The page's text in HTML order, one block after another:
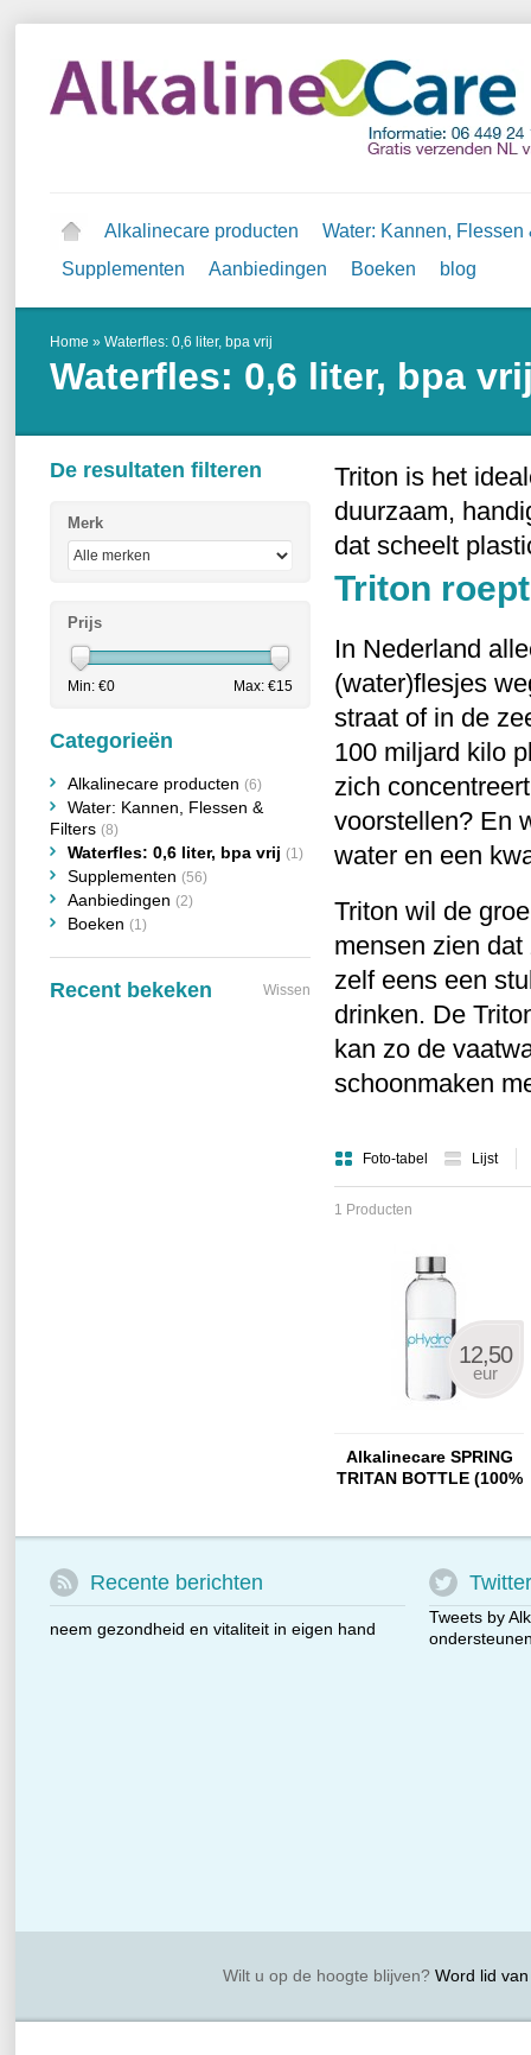
Alkalinecare producten
Water: Kannen, Flessen
Supplementen
Aanbiedingen Boeken blog
Home » Waterfles: 0,6 liter, bpa vrij
Waterfles: 0,6 liter, bpa
Triton is het
duurzaam,
dat scheelt
Triton
In Nederland
(water)flesjes
straat of in de
100 miljard kilo
zich
voorstellen? En
water en een
Triton wil de
mensen zien
zelf eens een
drinken. De
kan zo de
schoonmaken
Foto-tabel Lijst
1 Producten
12,50
eur
Alkalinecare SPRING
TRITAN BOTTLE (100%
De resultaten filteren
Merk
Prijs
Min: €0 Max: €15
Categorieën
Alkalinecare producten (6)
Water: Kannen, Flessen &
Filters (8)
Waterfles: 0,6 liter, bpa vrij (1)
Supplementen (56)
Aanbiedingen (2)
Boeken (1)
Recent bekeken Wissen
Recente berichten
neem gezondheid en vitaliteit in eigen hand
Twitter
Tweets by
Wilt u op de hoogte blijven?Word lid van